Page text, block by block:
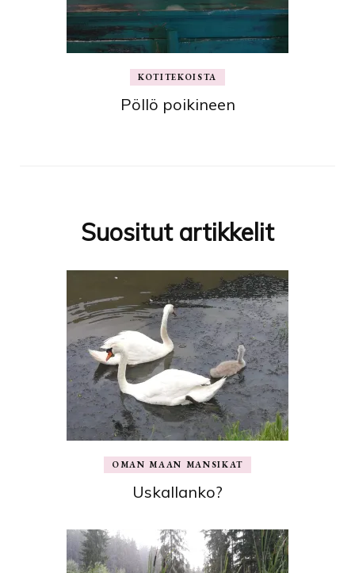
KOTITEKOISTA
Pöllö poikineen
Suositut artikkelit
OMAN MAAN MANSIKAT
Uskallanko?